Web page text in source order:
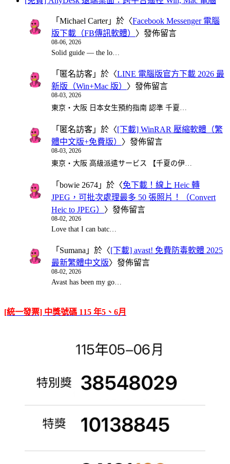
「 Michael Carter」於〈Facebook Messenger 電腦
版下載（FB傳訊軟體） 〉發佈留言
08-06, 2026
Solid guide — the lo…
「 匿名訪客 」於〈LINE 電腦版官方下載 2026 最
新版（Win+Mac 版） 〉發佈留言
08-03, 2026
東京・大阪 日本女生預約指南 認準 千夏…
「 匿名訪客 」於〈[下載] WinRAR 壓縮軟體（繁
體中文版+免費版） 〉發佈留言
08-03, 2026
東京・大阪 高級派遣サービス 【千夏の伊…
「 bowie 2674 」於〈免下載！線上 Heic 轉
JPEG，可批次處理最多 50 張照片！（Convert
Heic to JPEG） 〉發佈留言
08-02, 2026
Love that I can batc…
「 Sumana 」於〈[下載] avast! 免費防毒軟體 2025
最新繁體中文版〉發佈留言
08-02, 2026
Avast has been my go…
[統一發票] 中獎號碼 115 年5、6月